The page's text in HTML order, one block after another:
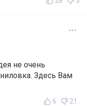
не очень
Здесь Вам
6 21